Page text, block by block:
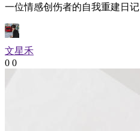
一位情感创伤者的自我重建日记
文星禾
0 0